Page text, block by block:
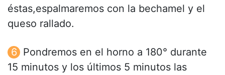
éstas,espalmaremos con la bechamel y el
queso rallado.
Pondremos en el horno a 180° durante
15 minutos y los últimos 5 minutos las